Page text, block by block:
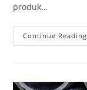
produk…
Continue Reading